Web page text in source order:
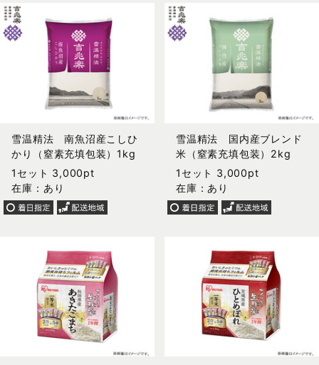
雪温精法 南魚沼産こしひ
かり（窒素充填包装）1kg
1セット 3,000pt
在庫：あり
雪温精法 国内産ブレンド
米（窒素充填包装）2kg
1セット 3,000pt
在庫：あり